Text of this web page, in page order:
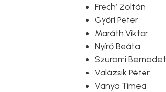
Frech’ Zoltán
Győri Péter
Maráth Viktor
Nyírő Beáta
Szuromi
Valázsik Péter
Vanya Tímea